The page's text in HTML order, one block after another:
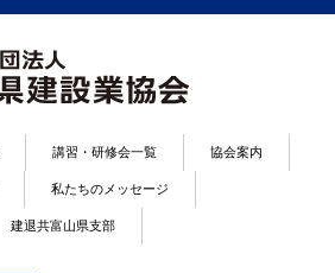
講習・研修会一覧 協会案内
私たちのメッセージ
建退共富山県支部